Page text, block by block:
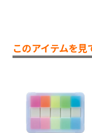
このアイテムを